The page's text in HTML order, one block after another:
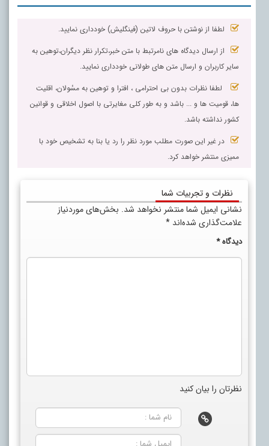
لطفا از نوشتن با حروف لاتین (فینگلیش) خودداری نمایید.
از ارسال دیدگاه های نامرتبط با متن خبر،تکرار نظر دیگران،توهین به
سایر کاربران و ارسال متن های طولانی خودداری نمایید.
لطفا نظرات بدون بی احترامی ، افترا و توهین به مسٔولان، اقلیت
ها، قومیت ها و ... باشد و به طور کلی مغایرتی با اصول اخلاقی و قوانین
کشور نداشته باشد.
در غیر این صورت مطلب مورد نظر را رد یا بنا به تشخیص خود با
ممیزی منتشر خواهد کرد.
نظرات و تجربیات شما
نشانی ایمیل شما منتشر نخواهد شد. بخش‌های موردنیاز
علامت‌گذاری شده‌اند*
دیدگاه*
نظرتان را بیان کنید